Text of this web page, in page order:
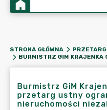
STRONA GŁÓWNA
Burmistrz GiM
przetarg ustny
nieruchomości